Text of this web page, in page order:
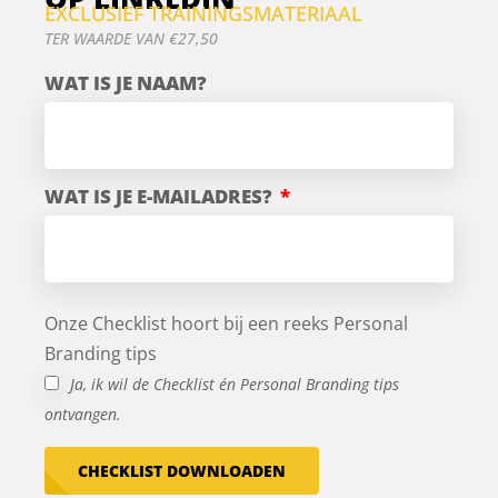
EXCLUSIEF TRAININGSMATERIAAL
TER WAARDE VAN €27,50
WAT IS JE NAAM?
WAT IS JE E-MAILADRES?
Onze Checklist hoort bij een reeks Personal
Branding tips
Ja, ik wil de Checklist én Personal Branding tips
ontvangen.
CHECKLIST DOWNLOADEN